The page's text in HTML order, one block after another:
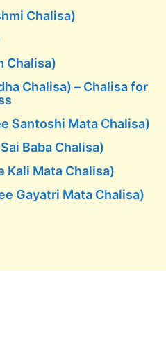
Chalisa)
Chalisa)
Chalisa) – Chalisa for
Santoshi Mata Chalisa)
Sai Baba Chalisa)
Kali Mata Chalisa)
Gayatri Mata Chalisa)